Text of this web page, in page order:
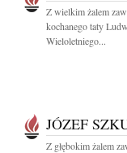
Z wielkim żalem
kochanego taty
Wieloletniego...
JÓZEF
Z głębokim żalem